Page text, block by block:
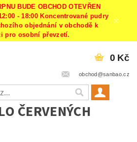
BUDE OBCHOD OTEVŘEN
- 18:00 Koncentrované pudry
objednání v obchodě k
pro osobní převzetí.
obchod@sanbao.cz
0 Kč
ČERVENÝCH